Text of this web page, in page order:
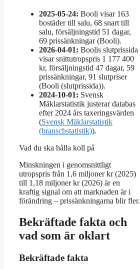
2025-05-24: Booli visar 163
bostäder till salu, 68 snart till
salu, försäljningstid 51 dagar,
69 prissänkningar (Booli).
2026-04-01: Boolis slutprissida
visar snittutropspris 1 177 400
kr, försäljningstid 47 dagar, 59
prissänkningar, 91 slutpriser
(Booli (slutprissida)).
2024-10-01: Svensk
Mäklarstatistik justerar databas
efter 2024 års taxeringsvärden
(Svensk Mäklarstatistik
(branschstatistik)).
Vad du ska hålla koll på
Minskningen i genomsnittligt
utropspris från 1,6 miljoner kr (2025)
till 1,18 miljoner kr (2026) är en
kraftig signal om att marknaden är i
förändring – prissänkningarna blir fler.
Bekräftade fakta och
vad som är oklart
Bekräftade fakta